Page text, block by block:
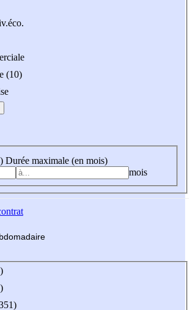
(10)
Durée maximale (en mois)
mois
madaire